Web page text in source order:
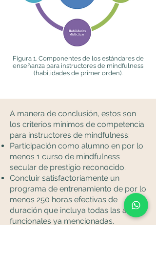
Figura 1. Componentes de los estándares de
enseñanza para instructores de mindfulness
(habilidades de primer orden).
A manera de conclusión, estos son
los criterios mínimos de competencia
para instructores de mindfulness:
Participación como alumno en por lo
menos 1 curso de mindfulness
secular de prestigio reconocido.
Concluir satisfactoriamente un
programa de entrenamiento de por lo
menos 250 horas efectivas de
duración que incluya todas las áreas
funcionales ya mencionadas.